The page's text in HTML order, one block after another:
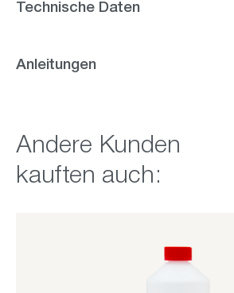
Technische Daten
Anleitungen
Produktgalerie überspringen
Andere Kunden
kauften auch: